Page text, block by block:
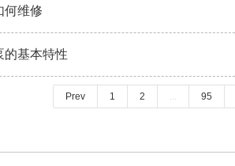
何维修
的基本特性
Prev 1 2 95